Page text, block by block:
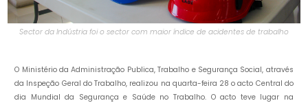
Sector da Indústria foi o sector com maior índice de acidentes de trabalho
O Ministério da Administração Publica, Trabalho e Segurança Social, através
da Inspeção Geral do Trabalho, realizou na quarta-feira 28 o acto Central do
dia Mundial da Segurança e Saúde no Trabalho. O acto teve lugar na